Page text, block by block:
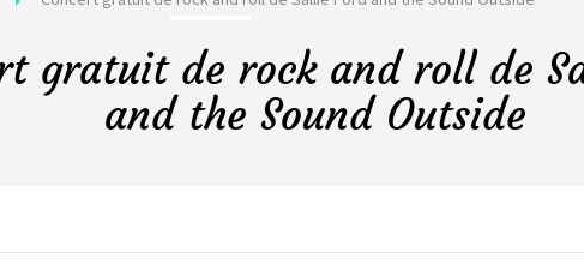
gratuit de rock and roll de
and the Sound Outside